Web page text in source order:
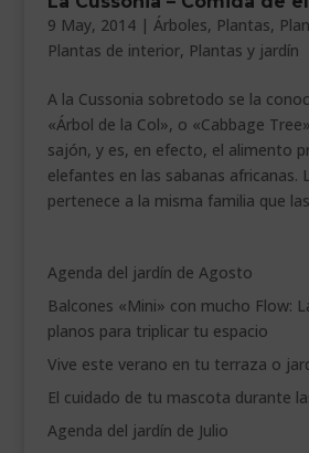
VEURE EN CATALÀ
9 May, 2014| Árboles, Plantas,
Plantas de interior, Plantas y jardín
A la Cussonia sobretodo se la
«Árbol de la Col», o «Cabbage
sajón, y es, en efecto, el alimento
elefantes en las sabanas africanas.
pertenece a la misma familia que
Agenda del jardín de Agosto
Balcones «Mini» con mucho Flow:
planos para triplicar tu espacio
Vive este verano en tu terraza o
El cuidado de tu mascota durante
Agenda del jardín de Julio